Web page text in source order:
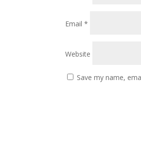
Email*
Website
Save my name,